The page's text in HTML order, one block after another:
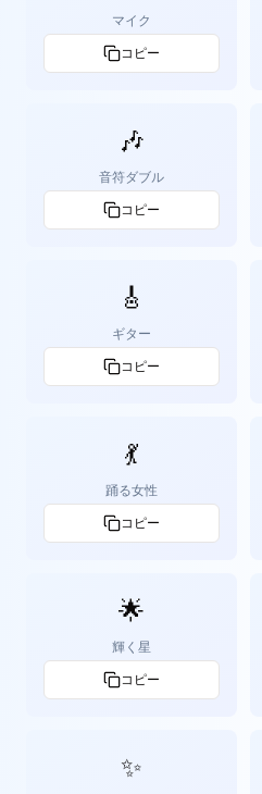
マイク
コピー
🎶
音符ダブル
コピー
🎸
ギター
コピー
💃
踊る女性
コピー
🌟
輝く星
コピー
✨